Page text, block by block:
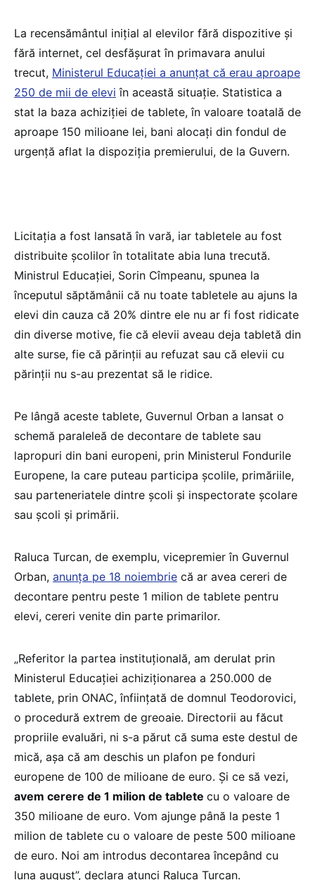
La recensământul inițial al elevilor fără dispozitive și
fără internet, cel desfășurat în primavara anului
trecut, Ministerul Educației a anunțat că erau aproape
250 de mii de elevi în această situație. Statistica a
stat la baza achiziției de tablete, în valoare toatală de
aproape 150 milioane lei, bani alocați din fondul de
urgență aflat la dispoziția premierului, de la Guvern.
Licitația a fost lansată în vară, iar tabletele au fost
distribuite școlilor în totalitate abia luna trecută.
Ministrul Educației, Sorin Cîmpeanu, spunea la
începutul săptămânii că nu toate tabletele au ajuns la
elevi din cauza că 20% dintre ele nu ar fi fost ridicate
din diverse motive, fie că elevii aveau deja tabletă din
alte surse, fie că părinții au refuzat sau că elevii cu
părinții nu s-au prezentat să le ridice.
Pe lângă aceste tablete, Guvernul Orban a lansat o
schemă paraleleă de decontare de tablete sau
lapropuri din bani europeni, prin Ministerul Fondurile
Europene, la care puteau participa școlile, primăriile,
sau parteneriatele dintre școli și inspectorate școlare
sau școli și primării.
Raluca Turcan, de exemplu, vicepremier în Guvernul
Orban, anunța pe 18 noiembrie că ar avea cereri de
decontare pentru peste 1 milion de tablete pentru
elevi, cereri venite din parte primarilor.
„Referitor la partea instituțională, am derulat prin
Ministerul Educației achiziționarea a 250.000 de
tablete, prin ONAC, înființată de domnul Teodorovici,
o procedură extrem de greoaie. Directorii au făcut
propriile evaluări, ni s-a părut că suma este destul de
mică, așa că am deschis un plafon pe fonduri
europene de 100 de milioane de euro. Și ce să vezi,
avem cerere de 1 milion de tablete cu o valoare de
350 milioane de euro. Vom ajunge până la peste 1
milion de tablete cu o valoare de peste 500 milioane
de euro. Noi am introdus decontarea începând cu
luna august”, declara atunci Raluca Turcan.